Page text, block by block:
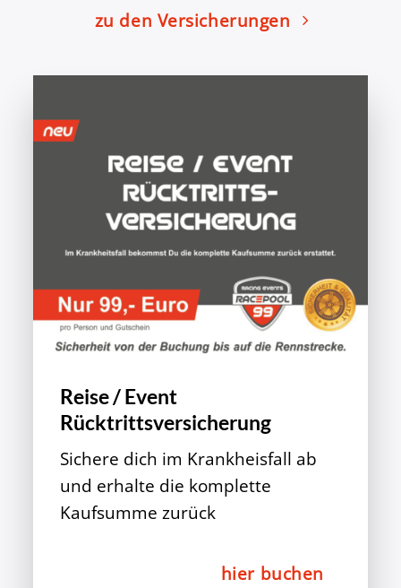
zu den Versicherungen
Reise / Event
Rücktrittsversicherung
Sichere dich im Krankheisfall ab
und erhalte die komplette
Kaufsumme zurück
hier buchen